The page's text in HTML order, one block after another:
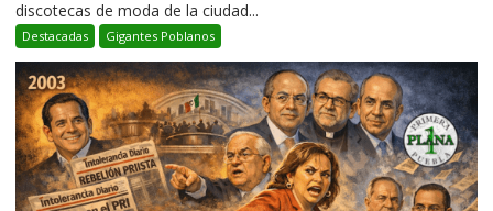
discotecas de moda de la ciudad...
Destacadas Gigantes Poblanos